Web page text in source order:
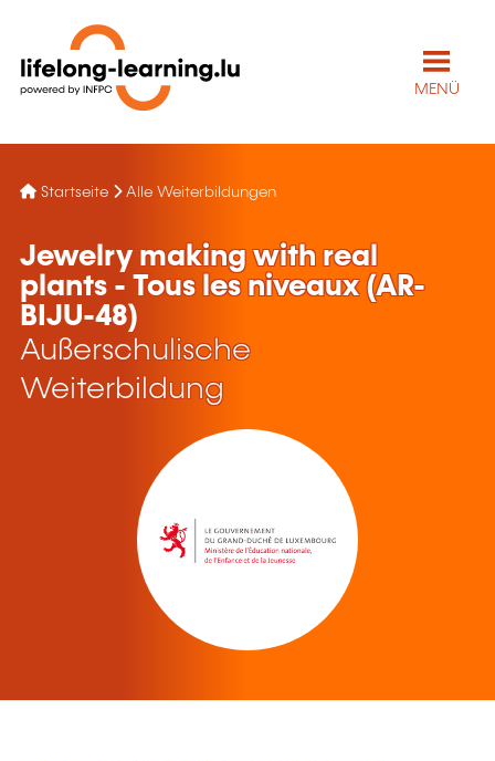
MENÜ
Startseite Alle Weiterbildungen
Jewelry making with real
plants - Tous les niveaux (AR-
BIJU-48)
Außerschulische
Weiterbildung